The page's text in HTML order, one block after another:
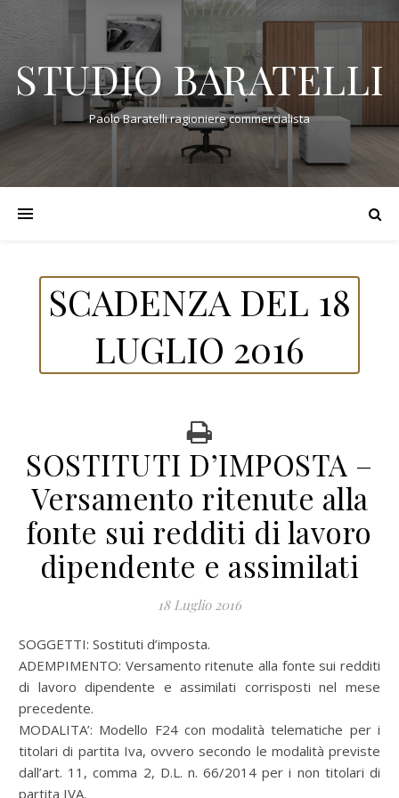
STUDIO BARATELLI
Paolo Baratelli ragioniere commercialista
SCADENZA DEL 18
LUGLIO 2016
SOSTITUTI D’IMPOSTA –
Versamento ritenute alla
fonte sui redditi di lavoro
dipendente e assimilati
18 Luglio 2016
SOGGETTI: Sostituti d’imposta.
ADEMPIMENTO: Versamento ritenute alla fonte sui redditi
di lavoro dipendente e assimilati corrisposti nel mese
precedente.
MODALITA’: Modello F24 con modalità telematiche per i
titolari di partita Iva, ovvero secondo le modalità previste
dall’art. 11, comma 2, D.L. n. 66/2014 per i non titolari di
partita IVA.